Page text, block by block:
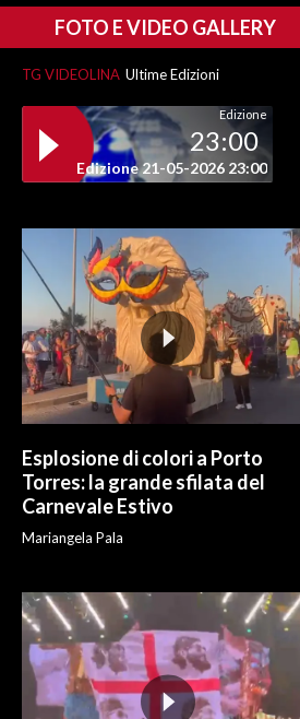
#CARAUNIONE
INSULARITÀ
ANNUNCI
NECROLOGI
PUBBLICITÀ
SPIAGGE
STORE
FOTO E VIDEO GALLERY
TG VIDEOLINA Ultime Edizioni
Edizione
23:00
Edizione 21-05-2026 23:00
Esplosione di colori a Porto
Torres: la grande sfilata del
Carnevale Estivo
Mariangela Pala